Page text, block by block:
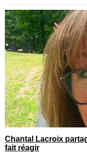
Chantal Lacroix
fait réagir